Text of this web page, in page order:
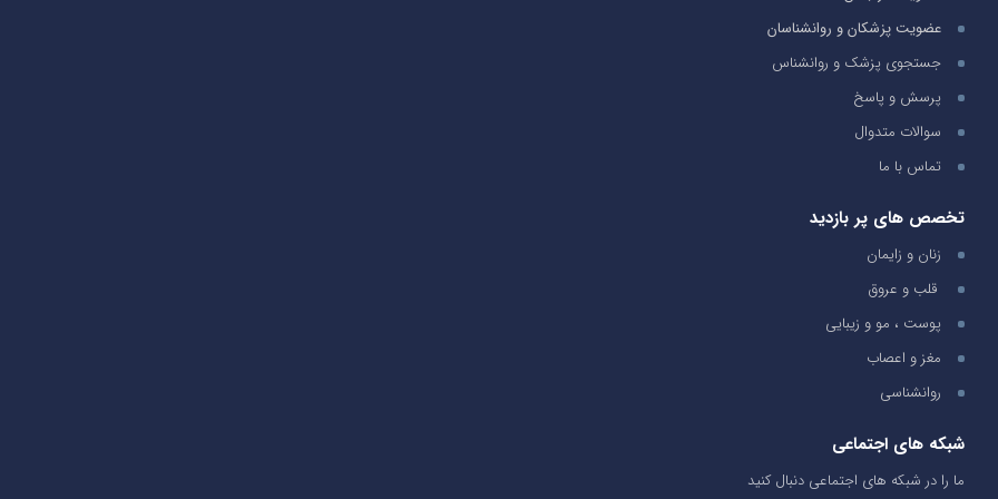
عضویت پزشکان و روانشناسان
جستجوی پزشک و روانشناس
پرسش و پاسخ
سوالات متدوال
تماس با ما
تخصص های پر بازدید
زنان و زایمان
قلب و عروق
پوست ، مو و زیبایی
مغز و اعصاب
روانشناسی
شبکه های اجتماعی
ما را در شبکه های اجتماعی دنبال کنید